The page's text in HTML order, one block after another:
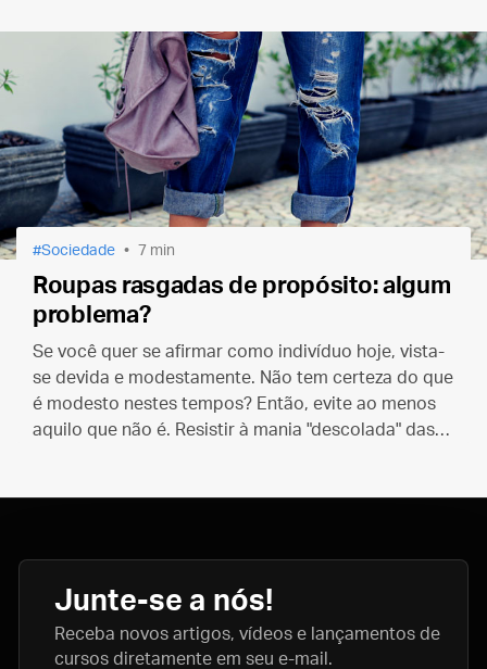
Sociedade 7 min
Roupas rasgadas de propósito: algum
problema?
Se você quer se afirmar como indivíduo hoje, vista-
se devida e modestamente. Não tem certeza do que
é modesto nestes tempos? Então, evite ao menos
aquilo que não é. Resistir à mania "descolada" das
Junte-se a nós!
Receba novos artigos, vídeos e lançamentos de
cursos diretamente em seu e-mail.